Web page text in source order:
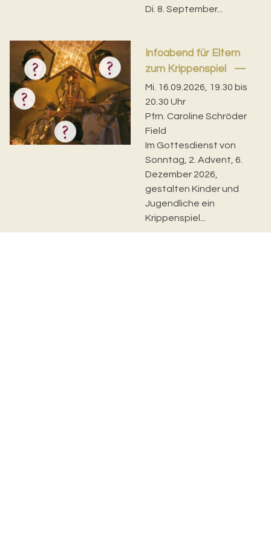
Di. 8. September...
Infoabend für Eltern
zum Krippenspiel
Mi. 16.09.2026, 19.30 bis
20.30 Uhr
Pfrn. Caroline Schröder
Field
Im Gottesdienst von
Sonntag, 2. Advent, 6.
Dezember 2026,
gestalten Kinder und
Jugendliche ein
Krippenspiel...